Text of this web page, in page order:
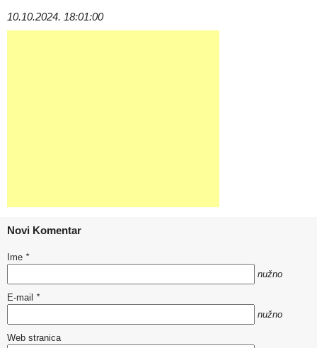
10.10.2024. 18:01:00
Novi Komentar
Ime *
nužno
E-mail *
nužno
Web stranica